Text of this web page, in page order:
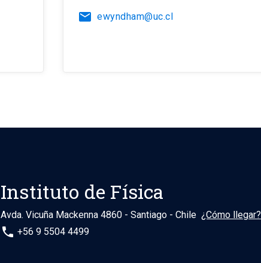
email ewyndham@uc.cl
Instituto de Física
Avda. Vicuña Mackenna 4860 - Santiago - Chile ¿Cómo llegar?
phone +56 9 5504 4499